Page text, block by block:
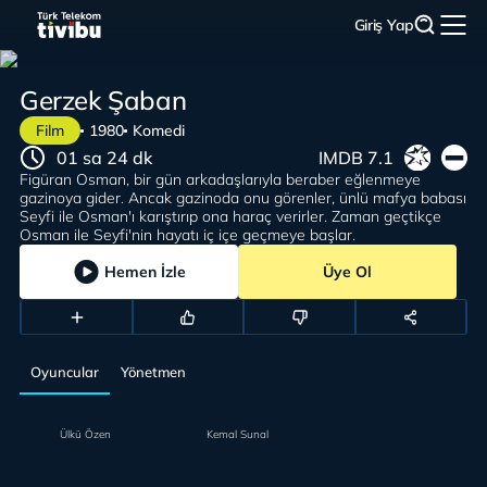
Giriş Yap
Film 1980 Komedi
Gerzek Şaban
Figüran Osman, bir gün arkadaşlarıyla beraber eğlenmeye
gazinoya gider. Ancak gazinoda onu görenler, ünlü mafya babası
Seyfi ile Osman'ı karıştırıp ona haraç verirler. Zaman geçtikçe
Osman ile Seyfi'nin hayatı iç içe geçmeye başlar.
01 sa 24 dk IMDB 7.1
Hemen İzle Üye Ol
Oyuncular Yönetmen
Ülkü Özen Kemal Sunal